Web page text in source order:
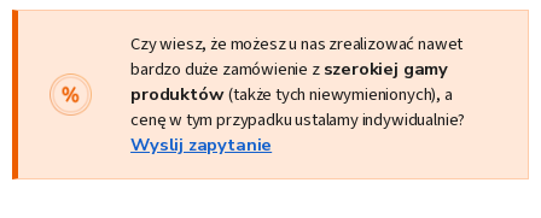
Czy wiesz, że możesz u nas zrealizować nawet
bardzo duże zamówienie z szerokiej gamy
produktów(także tych niewymienionych), a
cenę w tym przypadku ustalamy indywidualnie?
Wyslij zapytanie